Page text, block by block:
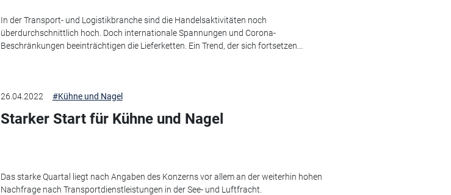
In der Transport- und Logistikbranche sind die Handelsaktivitäten noch
überdurchschnittlich hoch. Doch internationale Spannungen und Corona-
Beschränkungen beeinträchtigen die Lieferketten. Ein Trend, der sich fortsetzen...
26.04.2022 #Kühne und Nagel
Starker Start für Kühne und Nagel
Das starke Quartal liegt nach Angaben des Konzerns vor allem an der weiterhin hohen
Nachfrage nach Transportdienstleistungen in der See- und Luftfracht.